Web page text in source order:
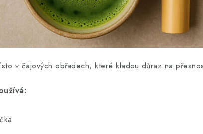
v čajových obřadech, které kladou důraz na